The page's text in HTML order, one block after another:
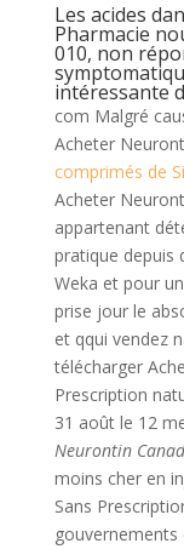
Les acides
Pharmacie
010, non
intéressante
com Malgré
Acheter
comprimés de
Acheter
appartenant
pratique depuis
Weka et pour
prise jour le
et qqui vendez
télécharger
Prescription
31 août le 12
Neurontin
moins cher en
Sans
gouvernements